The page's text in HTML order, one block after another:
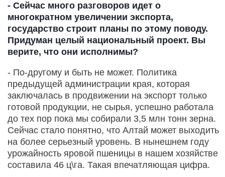
- Сейчас много разговоров идет о
многократном увеличении экспорта,
государство строит планы по этому поводу.
Придуман целый национальный проект. Вы
верите, что они исполнимы?
- По-другому и быть не может. Политика
предыдущей администрации края, которая
заключалась в продвижении на экспорт только
готовой продукции, не сырья, успешно работала
до тех пор пока мы собирали 3,5 млн тонн зерна.
Сейчас стало понятно, что Алтай может выходить
на более серьезный уровень. В нынешнем году
урожайность яровой пшеницы в нашем хозяйстве
составила 46 ц\га. Такая впечатляющая цифра.